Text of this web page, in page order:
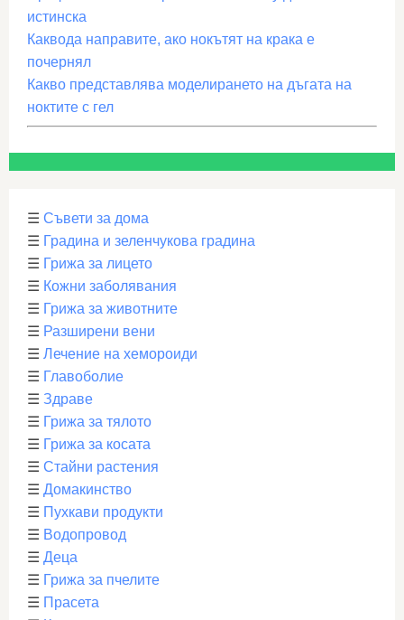
истинска
Каквода направите, ако нокътят на крака е
почернял
Какво представлява моделирането на дъгата на
ноктите с гел
☰ Съвети за дома
☰ Градина и зеленчукова градина
☰ Грижа за лицето
☰ Кожни заболявания
☰ Грижа за животните
☰ Разширени вени
☰ Лечение на хемороиди
☰ Главоболие
☰ Здраве
☰ Грижа за тялото
☰ Грижа за косата
☰ Стайни растения
☰ Домакинство
☰ Пухкави продукти
☰ Водопровод
☰ Деца
☰ Грижа за пчелите
☰ Прасета